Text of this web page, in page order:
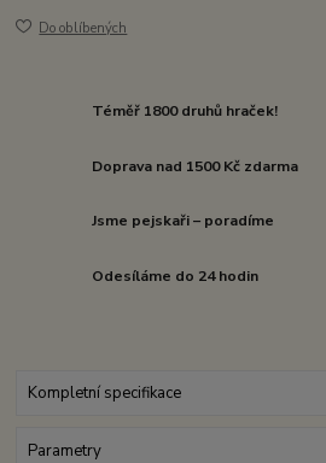
Do oblíbených
Téměř 1800 druhů hraček!
Doprava nad 1500 Kč zdarma
Jsme pejskaři – poradíme
Odesíláme do 24 hodin
Kompletní specifikace
Parametry